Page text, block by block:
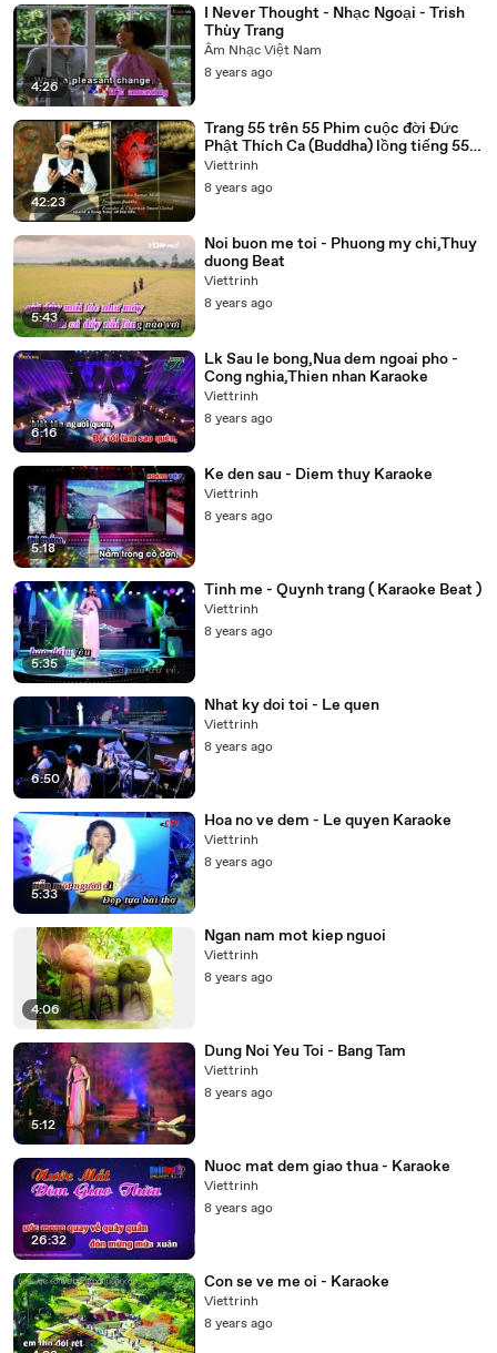
4:26
I Never Thought - Nhạc Ngoại - Trish
Thùy Trang
Âm Nhạc Việt Nam
8 years ago
42:23
Trang 55 trên 55 Phim cuộc đời Đức
Phật Thích Ca (Buddha) lồng tiếng 55
tập trọn bộ
Viettrinh
8 years ago
5:43
Noi buon me toi - Phuong my chi,Thuy
duong Beat
Viettrinh
8 years ago
6:16
Lk Sau le bong,Nua dem ngoai pho -
Cong nghia,Thien nhan Karaoke
Viettrinh
8 years ago
5:18
Ke den sau - Diem thuy Karaoke
Viettrinh
8 years ago
5:35
Tinh me - Quynh trang ( Karaoke Beat )
Viettrinh
8 years ago
6:50
Nhat ky doi toi - Le quen
Viettrinh
8 years ago
5:33
Hoa no ve dem - Le quyen Karaoke
Viettrinh
8 years ago
4:06
Ngan nam mot kiep nguoi
Viettrinh
8 years ago
5:12
Dung Noi Yeu Toi - Bang Tam
Viettrinh
8 years ago
26:32
Nuoc mat dem giao thua - Karaoke
Viettrinh
8 years ago
Con se ve me oi - Karaoke
Viettrinh
8 years ago